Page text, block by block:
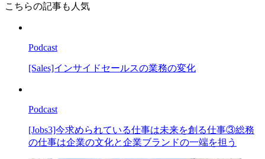
こちらの記事も人気
Podcast
[Sales]インサイドセールスの業務の変化
Podcast
[Jobs3]今求められている仕事は未来を創る仕事③総務
の仕事は企業の文化と企業ブランドの一端を担う